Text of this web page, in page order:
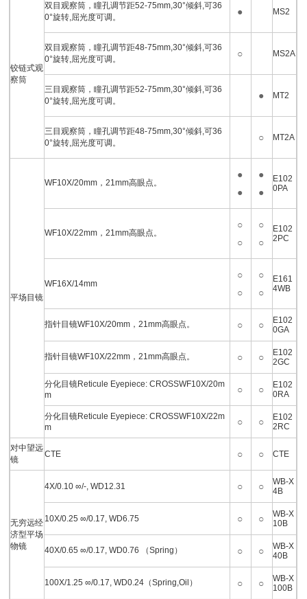
铰链式观
察筒
双目观察筒，瞳孔调节距52-75mm,30°倾斜,可36
0°旋转,屈光度可调。
● MS2
双目观察筒，瞳孔调节距48-75mm,30°倾斜,可36
0°旋转,屈光度可调。
○ MS2A
三目观察筒，瞳孔调节距52-75mm,30°倾斜,可36
0°旋转,屈光度可调。
● MT2
三目观察筒，瞳孔调节距48-75mm,30°倾斜,可36
0°旋转,屈光度可调。
○ MT2A
平场目镜
WF10X/20mm，21mm高眼点。
●
●
●
●
E102
0PA
WF10X/22mm，21mm高眼点。
○
○
○
○
E102
2PC
WF16X/14mm
○
○
○
○
E161
4WB
指针目镜WF10X/20mm，21mm高眼点。 ○ ○
E102
0GA
指针目镜WF10X/22mm，21mm高眼点。 ○ ○
E102
2GC
分化目镜Reticule Eyepiece: CROSSWF10X/20m
m
○ ○
E102
0RA
分化目镜Reticule Eyepiece: CROSSWF10X/22m
m
○ ○
E102
2RC
对中望远
镜
CTE ○ ○ CTE
无穷远经
济型平场
物镜
4X/0.10 ∞/-, WD12.31 ○ ○
WB-X
4B
10X/0.25 ∞/0.17, WD6.75 ○ ○
WB-X
10B
40X/0.65 ∞/0.17, WD0.76 （Spring） ○ ○
WB-X
40B
100X/1.25 ∞/0.17, WD0.24（Spring,Oil） ○ ○
WB-X
100B